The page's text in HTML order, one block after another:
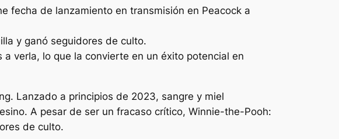
fecha de lanzamiento en transmisión en Peacock a
y ganó seguidores de culto.
verla, lo que la convierte en un éxito potencial en
Lanzado a principios de 2023, sangre y miel
A pesar de ser un fracaso crítico, Winnie-the-Pooh:
de culto.